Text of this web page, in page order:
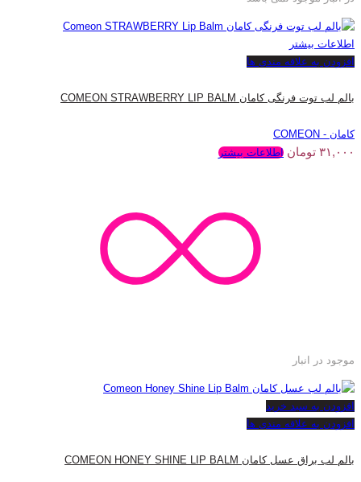
اطلاعات بیشتر
افزودن به علاقه مندی ها
بالم لب توت فرنگی کامان COMEON STRAWBERRY LIP BALM
کامان - COMEON
۳۱,۰۰۰ تومان اطلاعات بیشتر
موجود در انبار
افزودن به سبد خرید
افزودن به علاقه مندی ها
بالم لب براق عسل کامان COMEON HONEY SHINE LIP BALM